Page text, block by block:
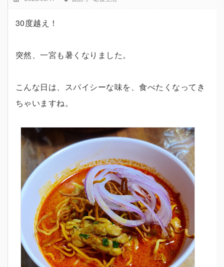
30度越え！
突然、一宮も暑くなりました。
こんな日は、スパイシーな味を、食べたくなってき
ちゃいますね。